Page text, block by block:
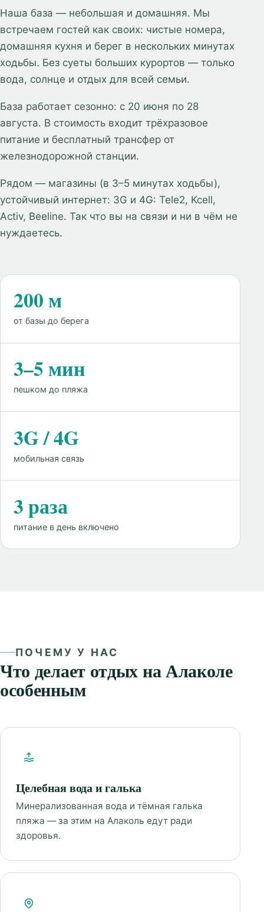
Наша база — небольшая и домашняя. Мы
встречаем гостей как своих: чистые номера,
домашняя кухня и берег в нескольких минутах
ходьбы. Без суеты больших курортов — только
вода, солнце и отдых для всей семьи.
База работает сезонно: с 20 июня по 28
августа. В стоимость входит трёхразовое
питание и бесплатный трансфер от
железнодорожной станции.
Рядом — магазины (в 3–5 минутах ходьбы),
устойчивый интернет: 3G и 4G: Tele2, Kcell,
Activ, Beeline. Так что вы на связи и ни в чём не
нуждаетесь.
200 м
от базы до берега
3–5 мин
пешком до пляжа
3G / 4G
мобильная связь
3 раза
питание в день включено
ПОЧЕМУ У НАС
Что делает отдых на Алаколе
особенным
Целебная вода и галька
Минерализованная вода и тёмная галька
пляжа — за этим на Алаколь едут ради
здоровья.